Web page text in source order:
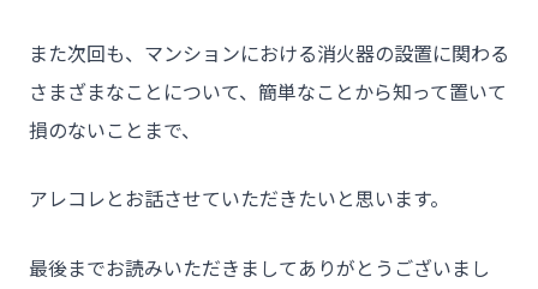
また次回も、マンションにおける消火器の設置に関わる
さまざまなことについて、簡単なことから知って置いて
損のないことまで、
アレコレとお話させていただきたいと思います。
最後までお読みいただきましてありがとうございまし